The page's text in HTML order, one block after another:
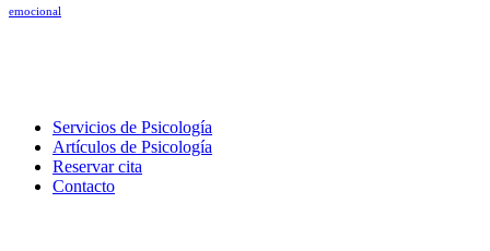
emocional
Servicios de Psicología
Artículos de Psicología
Reservar cita
Contacto